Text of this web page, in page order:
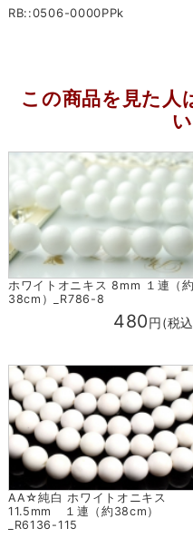
RB::0506-0000PPk
この商品を見た人
ホワイトオニキス 8mm １連（約
38cm）_R786-8
480円(税
AA☆純白 ホワイトオニキス
11.5mm １連（約38cm）
_R6136-115